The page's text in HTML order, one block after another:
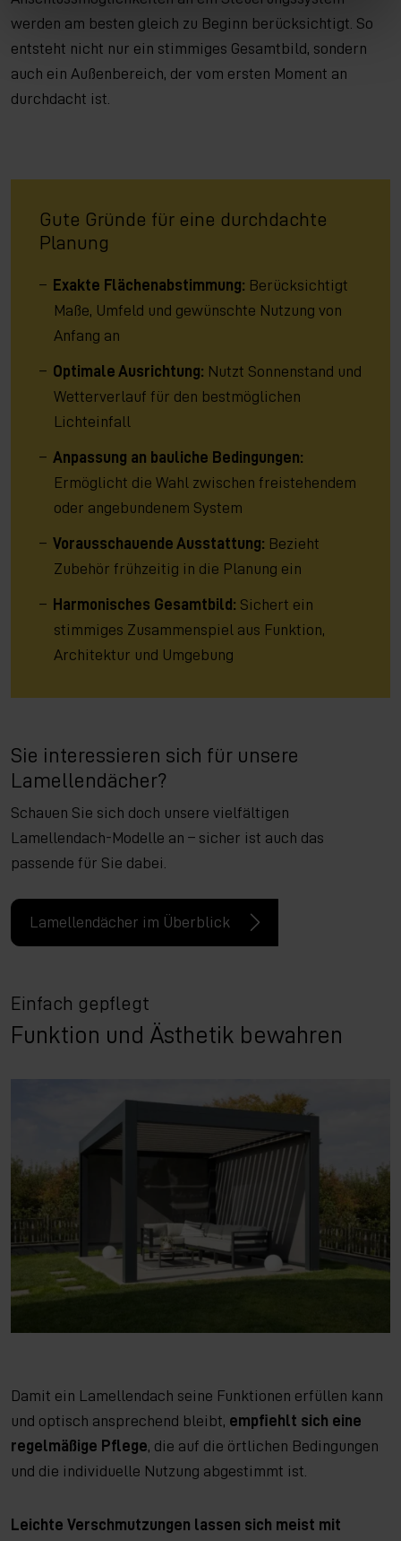
werden am besten gleich zu Beginn berücksichtigt. So
entsteht nicht nur ein stimmiges Gesamtbild, sondern
auch ein Außenbereich, der vom ersten Moment an
durchdacht ist.
Gute Gründe für eine durchdachte
Planung
Exakte Flächenabstimmung: Berücksichtigt
Maße, Umfeld und gewünschte Nutzung von
Anfang an
Optimale Ausrichtung: Nutzt Sonnenstand und
Wetterverlauf für den bestmöglichen
Lichteinfall
Anpassung an bauliche Bedingungen:
Ermöglicht die Wahl zwischen freistehendem
oder angebundenem System
Vorausschauende Ausstattung: Bezieht
Zubehör frühzeitig in die Planung ein
Harmonisches Gesamtbild: Sichert ein
stimmiges Zusammenspiel aus Funktion,
Architektur und Umgebung
Sie interessieren sich für unsere
Lamellendächer?
Schauen Sie sich doch unsere vielfältigen
Lamellendach-Modelle an – sicher ist auch das
passende für Sie dabei.
Lamellendächer im Überblick
Einfach gepflegt
Funktion und Ästhetik bewahren
Damit ein Lamellendach seine Funktionen erfüllen kann
und optisch ansprechend bleibt, empfiehlt sich eine
regelmäßige Pflege, die auf die örtlichen Bedingungen
und die individuelle Nutzung abgestimmt ist.
Leichte Verschmutzungen lassen sich meist mit